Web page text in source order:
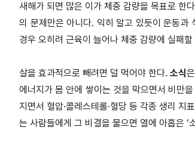
새해가 되면 많은 이가 체중 감량을 목표로 한
의 문제만은 아니다. 익히 알고 있듯이 운동과
경우 오히려 근육이 늘어나 체중 감량에 실패
살을 효과적으로 빼려면 덜 먹어야 한다.소식
에너지가 몸 안에 쌓이는 것을 막으면서 비만
지면서 혈압·콜레스테롤·혈당 등 각종 생리
는 사람들에게 그 비결을 물으면 열에 아홉은 ‘